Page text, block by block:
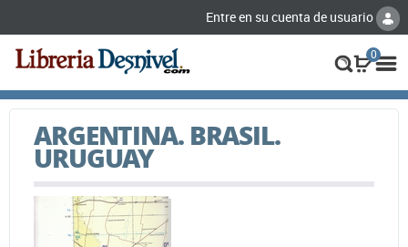
Entre en su cuenta de usuario
0
ARGENTINA. BRASIL.
URUGUAY